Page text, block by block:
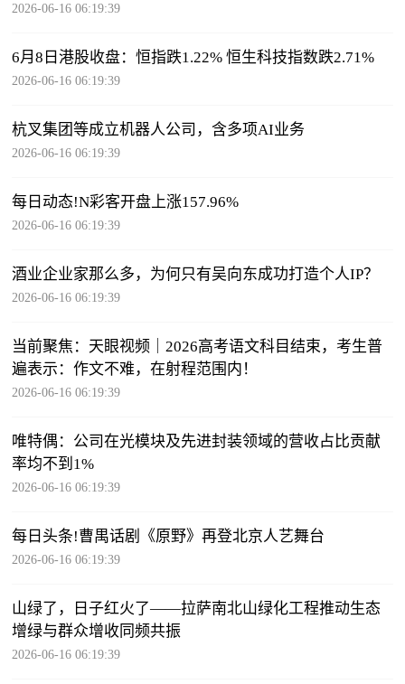
2026-06-16 06:19:39
6月8日港股收盘：恒指跌1.22% 恒生科技指数跌2.71%
2026-06-16 06:19:39
杭叉集团等成立机器人公司，含多项AI业务
2026-06-16 06:19:39
每日动态!N彩客开盘上涨157.96%
2026-06-16 06:19:39
酒业企业家那么多，为何只有吴向东成功打造个人IP？
2026-06-16 06:19:39
当前聚焦：天眼视频｜2026高考语文科目结束，考生普
遍表示：作文不难，在射程范围内！
2026-06-16 06:19:39
唯特偶：公司在光模块及先进封装领域的营收占比贡献
率均不到1%
2026-06-16 06:19:39
每日头条!曹禺话剧《原野》再登北京人艺舞台
2026-06-16 06:19:39
山绿了，日子红火了——拉萨南北山绿化工程推动生态
增绿与群众增收同频共振
2026-06-16 06:19:39